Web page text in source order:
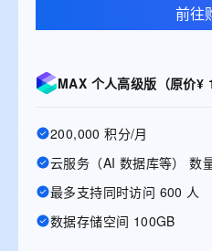
前往
MAX 个人高级版（原价¥
200,000 积分/月
云服务（AI 数据库等） 数
最多支持同时访问 600 人
数据存储空间 100GB